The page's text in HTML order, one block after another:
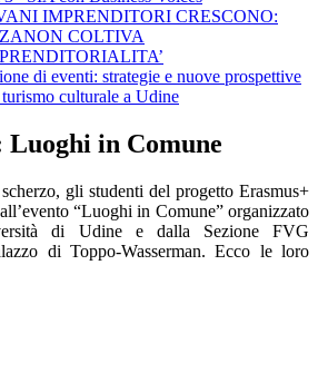
IMPRENDITORI CRESCONO:
COLTIVA
di eventi: strategie e nuove prospettive
culturale a Udine
Luoghi in Comune
gli studenti del progetto Erasmus+
“Luoghi in Comune” organizzato
di Udine e dalla Sezione FVG
di Toppo-Wasserman. Ecco le loro